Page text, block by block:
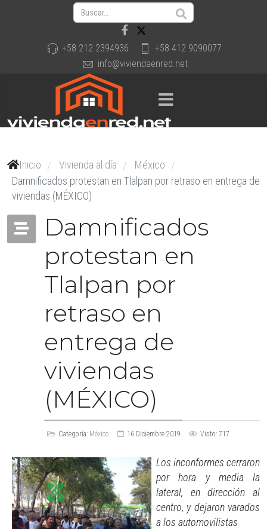
+58 212 2394936
+58 412 9090077
info@viviendaenred.net
Inicio / Vivienda al día / México /
Damnificados protestan en Tlalpan por retraso en entrega de
viviendas (MÉXICO)
Damnificados
protestan en
Tlalpan por
retraso en
entrega de
viviendas
(MÉXICO)
Categoría: México 16 Diciembre 2019 Visto: 717
Los inconformes cerraron
por hora y media la
lateral, en dirección al
centro, y dejaron varados
a los automovilistas